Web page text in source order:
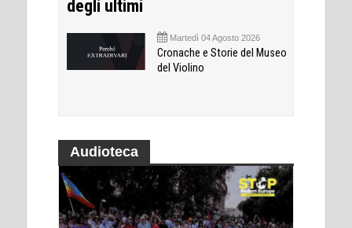
degli ultimi
Martedì 04 Agosto 2026
Cronache e Storie del Museo
del Violino
Audioteca